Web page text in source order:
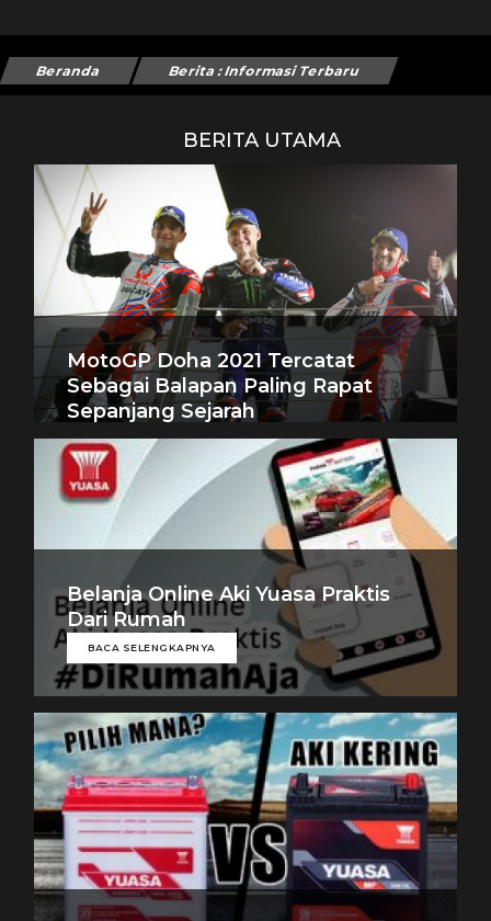
Beranda Berita : Informasi Terbaru
BERITA UTAMA
MotoGP Doha 2021 Tercatat
Sebagai Balapan Paling Rapat
Sepanjang Sejarah
Belanja Online Aki Yuasa Praktis
Dari Rumah
BACA SELENGKAPNYA